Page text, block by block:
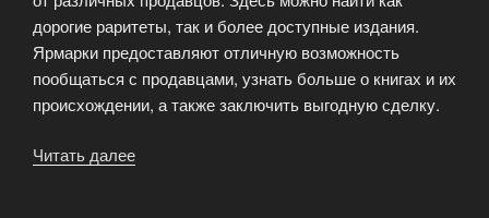
дорогие раритеты, так и более доступные издания.
Ярмарки предоставляют отличную возможность
пообщаться с продавцами, узнать больше о книгах и их
происхождении, а также заключить выгодную сделку.
Читать далее